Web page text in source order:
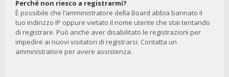
Perché non riesco a registrarmi?
È possibile che l’amministratore della Board abbia bannato il
tuo indirizzo IP oppure vietato il nome utente che stai tentando
di registrare. Può anche aver disabilitato le registrazioni per
impedire ai nuovi visitatori di registrarsi. Contatta un
amministratore per avere assistenza.